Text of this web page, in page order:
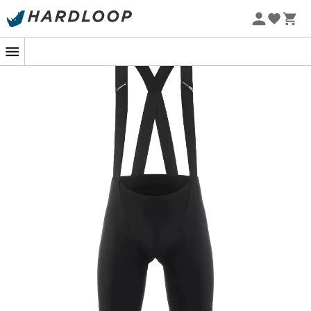
Letní akce 🔥 -5 % EXTRA při nákupu 2 produktů* s kódem
Na klikatých cestách nebo cyklostezkách se
Assosstává vaším nejlepším
spojencem pro kilometry radosti. Navržen pro vytrvalost,
tento vlajkový model ASSOS vám nabízí výjimečné
pohodlí, i během nejdelších jízd. S novou generací S11 se
setkáváme s hlavní textilií, která překvapí svou lehkostí a
robustností, přičemž zobrazuje intenzivní černou, která
nepochybně upoutá pozornost.
Ale nejde jen o vzhled. Ramínka rollBar, inspirovaná sérií
Racing, vám zajišťují bezchybnou stabilitu. Představte si
bezpečnostní postroj, ale pro vaše pohodlí! Tento
technický detail zaručuje, že nan zůstane na svém místě
bez ohledu na terén, který vás čeká. Je to jako mít